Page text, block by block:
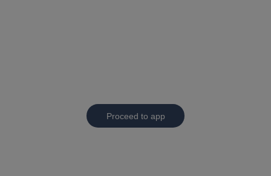
Proceed to app